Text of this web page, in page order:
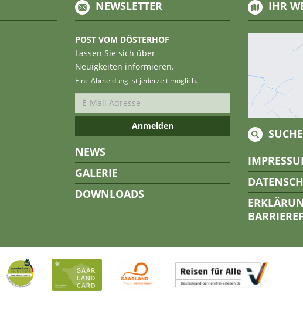
NEWSLETTER
POST VOM DÖSTERHOF
Lassen Sie sich über
Neuigkeiten informieren.
Eine Abmeldung ist jederzeit möglich.
NEWS
GALERIE
DOWNLOADS
IHR
SUCHE